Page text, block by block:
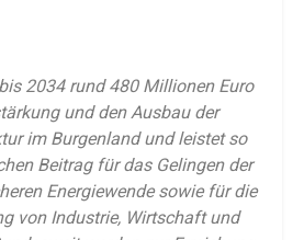
2034 rund 480 Millionen Euro
und den Ausbau der
im Burgenland und leistet so
Beitrag für das Gelingen der
Energiewende sowie für die
von Industrie, Wirtschaft und